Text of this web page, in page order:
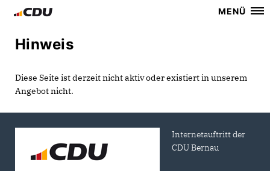
MENÜ
Hinweis
Diese Seite ist derzeit nicht aktiv oder existiert in unserem
Angebot nicht.
Internetauftritt der
CDU Bernau